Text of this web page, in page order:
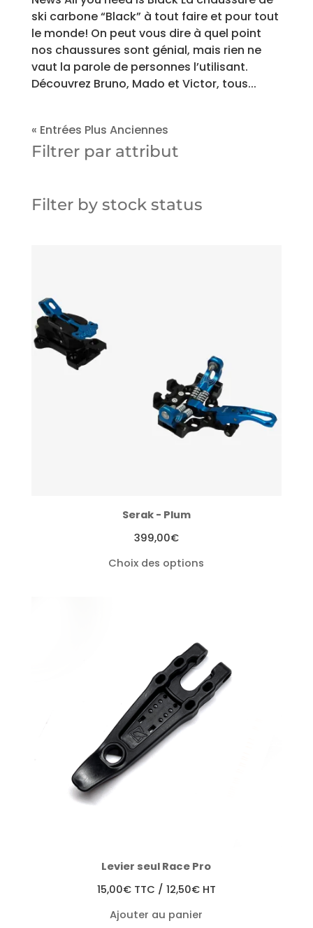
ski carbone “Black” à tout faire et pour tout
le monde! On peut vous dire à quel point
nos chaussures sont génial, mais rien ne
vaut la parole de personnes l’utilisant.
Découvrez Bruno, Mado et Victor, tous...
« Entrées Plus Anciennes
Filtrer par attribut
Filter by stock status
Serak - Plum
399,00€
Choix des options
Levier seul Race Pro
15,00€ TTC / 12,50€HT
Ajouter au panier